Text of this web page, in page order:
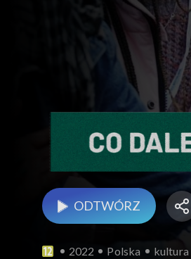
ODTWÓRZ
2022 Polska kultura